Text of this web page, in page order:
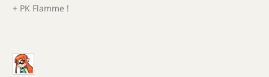
+ PK Flamme !